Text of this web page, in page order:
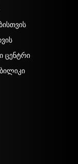
ცენტრი